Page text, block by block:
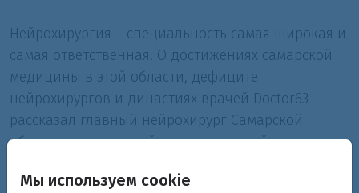
Нейрохирургия – специальность самая широкая и
самая ответственная. О достижениях самарской
медицины в этой области, дефиците
нейрохирургов и династиях врачей Doctor63
рассказал главный нейрохирург Самарской
области, заведующий отделением нейрохирургии
Мы используем cookie